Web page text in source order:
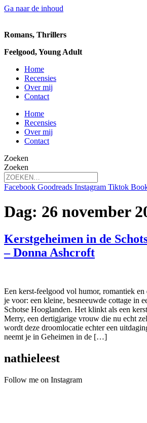
Ga naar de inhoud
Romans, Thrillers
Feelgood, Young Adult
Home
Recensies
Over mij
Contact
Home
Recensies
Over mij
Contact
Zoeken
Zoeken
Facebook Goodreads Instagram Tiktok
Dag: 26 november
Kerstgeheimen in de
– Donna Ashcroft
Een kerst-feelgood vol humor, romantiek en
je voor: een kleine, besneeuwde cottage in
Schotse Hooglanden. Het klinkt als een
Merry, een dertigjarige vrouw die nu echt
wordt deze droomlocatie echter een
neemt je in Geheimen in de […]
nathieleest
Follow me on Instagram